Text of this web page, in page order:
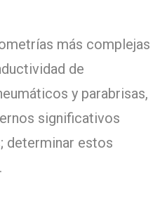
más complejas
de
y parabrisas,
significativos
determinar estos